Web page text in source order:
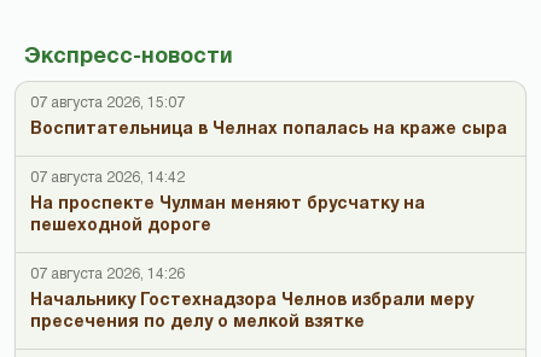
Экспресс-новости
07 августа 2026, 15:07
Воспитательница в Челнах попалась на краже сыра
07 августа 2026, 14:42
На проспекте Чулман меняют брусчатку на
пешеходной дороге
07 августа 2026, 14:26
Начальнику Гостехнадзора Челнов избрали меру
пресечения по делу о мелкой взятке